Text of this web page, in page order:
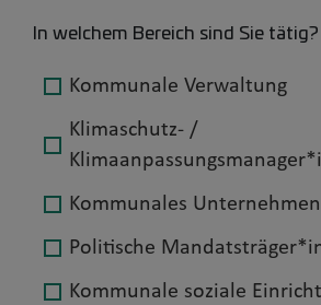
In welchem Bereich sind Sie tätig?
Kommunale Verwaltung
Klimaschutz- /
Kommunales Unternehmen
Politische
Kommunale soziale